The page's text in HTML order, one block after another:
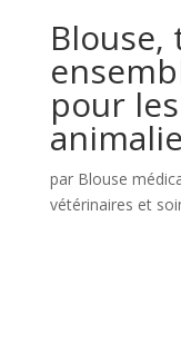
Blouse,
pour
par Blouse
vétérinaires et